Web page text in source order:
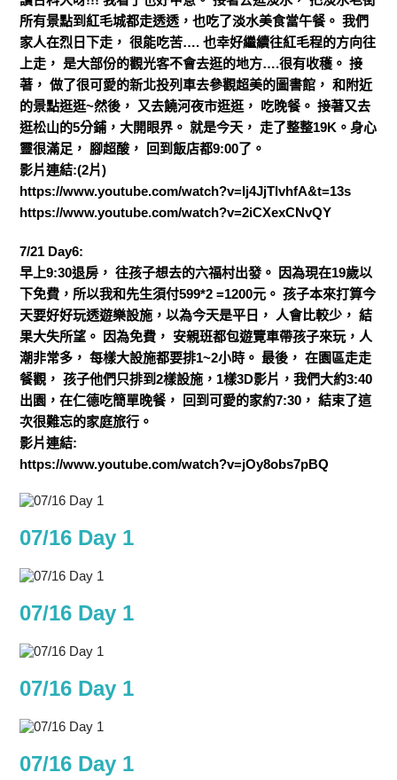
所有景點到紅毛城都走透透，也吃了淡水美食當午餐。 我們
家人在烈日下走， 很能吃苦…. 也幸好繼續往紅毛程的方向往
上走， 是大部份的觀光客不會去逛的地方….很有收穫。 接
著， 做了很可愛的新北投列車去參觀超美的圖書館， 和附近
的景點逛逛~然後， 又去饒河夜市逛逛， 吃晚餐。 接著又去
逛松山的5分鋪，大開眼界。 就是今天， 走了整整19K。身心
靈很滿足， 腳超酸， 回到飯店都9:00了。
影片連結:(2片)
https://www.youtube.com/watch?v=Ij4JjTlvhfA&t=13s
https://www.youtube.com/watch?v=2iCXexCNvQY
7/21 Day6:
早上9:30退房， 往孩子想去的六福村出發。 因為現在19歲以
下免費，所以我和先生須付599*2 =1200元。 孩子本來打算今
天要好好玩透遊樂設施，以為今天是平日， 人會比較少， 結
果大失所望。 因為免費， 安親班都包遊覽車帶孩子來玩，人
潮非常多， 每樣大設施都要排1~2小時。 最後， 在園區走走
餐觀， 孩子他們只排到2樣設施，1樣3D影片，我們大約3:40
出園，在仁德吃簡單晚餐， 回到可愛的家約7:30， 結束了這
次很難忘的家庭旅行。
影片連結:
https://www.youtube.com/watch?v=jOy8obs7pBQ
07/16 Day 1
07/16 Day 1
07/16 Day 1
07/16 Day 1